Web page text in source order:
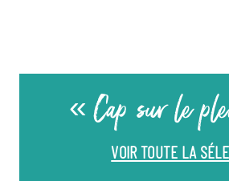
« Cap sur le
VOIR TOUTE LA